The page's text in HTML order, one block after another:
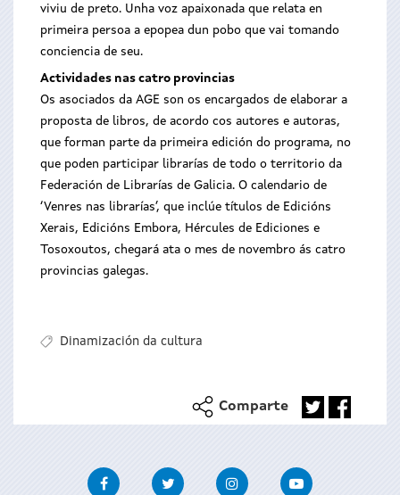
viviu de preto. Unha voz apaixonada que relata en
primeira persoa a epopea dun pobo que vai tomando
conciencia de seu.
Actividades nas catro provincias
Os asociados da AGE son os encargados de elaborar a
proposta de libros, de acordo cos autores e autoras,
que forman parte da primeira edición do programa, no
que poden participar librarías de todo o territorio da
Federación de Librarías de Galicia. O calendario de
‘Venres nas librarías’, que inclúe títulos de Edicións
Xerais, Edicións Embora, Hércules de Ediciones e
Tosoxoutos, chegará ata o mes de novembro ás catro
provincias galegas.
Dinamización da cultura
Comparte
FacebookTwitter InstagramYoutube